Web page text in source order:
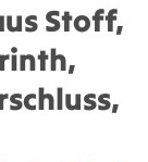
Stoff,